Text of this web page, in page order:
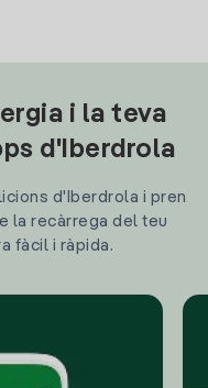
i la teva
d'Iberdrola
d'Iberdrola i pren
la recàrrega del teu
fàcil i ràpida.